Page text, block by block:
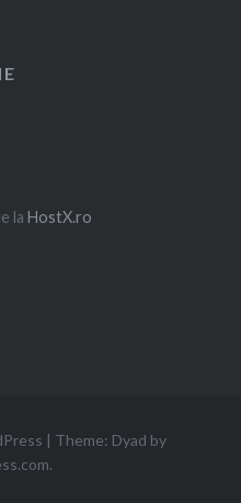
la HostX.ro
| Theme: Dyad by
.